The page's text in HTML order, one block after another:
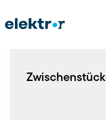
Zwischenstück